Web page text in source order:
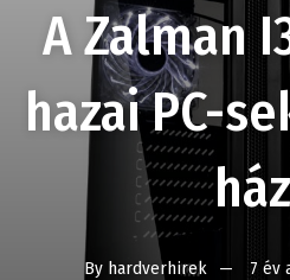
A Zalman
hazai PC-
By hardverhirek 7 év